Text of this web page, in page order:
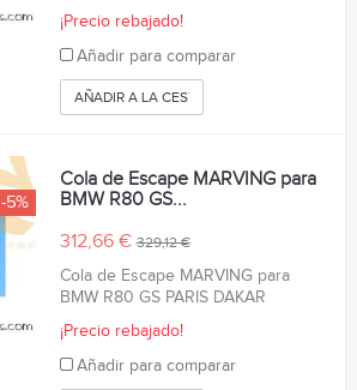
¡Precio rebajado!
Añadir para comparar
AÑADIR A LA CESTA
-5%
Cola de Escape MARVING para
BMW R80 GS...
312,66 €329,12 €
Cola de Escape MARVING para
BMW R80 GS PARIS DAKAR
¡Precio rebajado!
Añadir para comparar